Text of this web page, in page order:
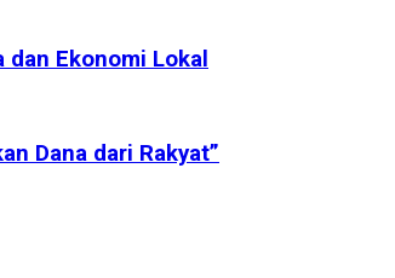
dan Ekonomi Lokal
Dana dari Rakyat”